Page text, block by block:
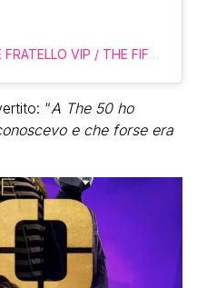
Un post condiviso da GRANDE FRATELLO VIP / THE FIFTY 👁️🦁🦊 (@reality__edition__)
“A The 50 ho
e che forse era